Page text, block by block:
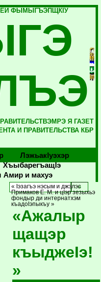
ФЫМЫГЪЭПЩКIУ
Я ГАЗЕТ
И ПРАВИТЕЛЬСТВА КБР
Лэжьакlуэхэр
Хъыбарегъащlэ
Амир и махуэ
« Iэзагъэ нэсым и джэлэс
Примаков Е. М. и цIэр зезыхьэ
фондыр ди интернатхэм
къадоIэпыкъу »
«Ажалыр
щащэр
къыджеIэ!
»